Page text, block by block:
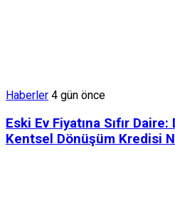
Haberler 4 gün önce
Eski Ev Fiyatına Sıfır
Kentsel Dönüşüm Kredisi